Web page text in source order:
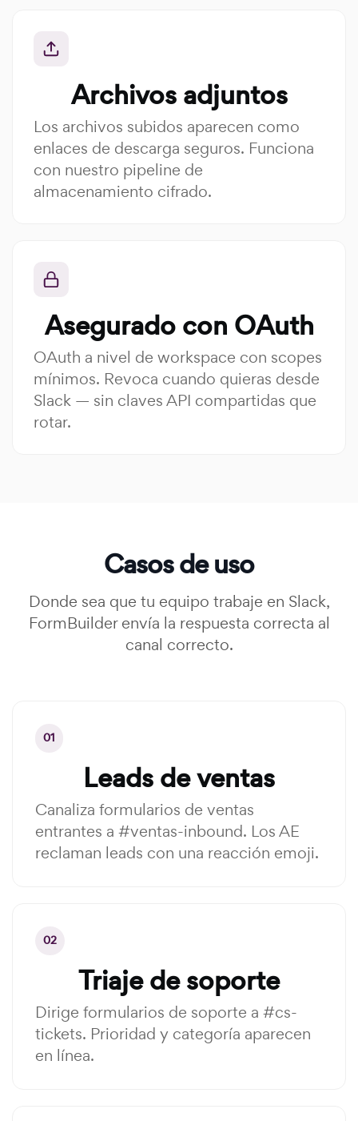
Archivos adjuntos
Los archivos subidos aparecen como
enlaces de descarga seguros. Funciona
con nuestro pipeline de
almacenamiento cifrado.
Asegurado con OAuth
OAuth a nivel de workspace con scopes
mínimos. Revoca cuando quieras desde
Slack — sin claves API compartidas que
rotar.
Casos de uso
Donde sea que tu equipo trabaje en Slack,
FormBuilder envía la respuesta correcta al
canal correcto.
01
Leads de ventas
Canaliza formularios de ventas
entrantes a #ventas-inbound. Los AE
reclaman leads con una reacción emoji.
02
Triaje de soporte
Dirige formularios de soporte a #cs-
tickets. Prioridad y categoría aparecen
en línea.